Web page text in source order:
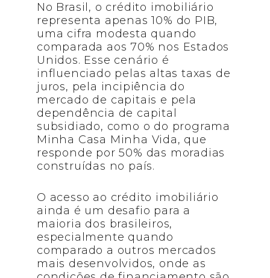
No Brasil, o crédito imobiliário
representa apenas 10% do PIB,
uma cifra modesta quando
comparada aos 70% nos Estados
Unidos. Esse cenário é
influenciado pelas altas taxas de
juros, pela incipiência do
mercado de capitais e pela
dependência de capital
subsidiado, como o do programa
Minha Casa Minha Vida, que
responde por 50% das moradias
construídas no país.
O acesso ao crédito imobiliário
ainda é um desafio para a
maioria dos brasileiros,
especialmente quando
comparado a outros mercados
mais desenvolvidos, onde as